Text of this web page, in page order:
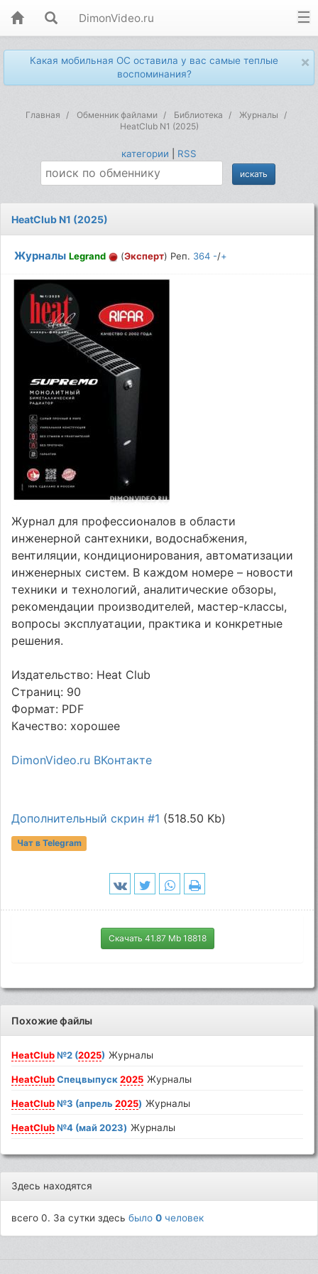
DimonVideo.ru
×
Какая мобильная ОС оставила у вас самые теплые
воспоминания?
Главная Обменник файлами Библиотека
Журналы
HeatClub N1 (2025)
категории RSS
HeatClub N1 (2025)
Журналы Legrand (Эксперт) Реп. 364 -/+
Журнал для профессионалов в области
инженерной сантехники, водоснабжения,
вентиляции, кондиционирования, автоматизации
инженерных систем. В каждом номере – новости
техники и технологий, аналитические обзоры,
рекомендации производителей, мастер-классы,
вопросы эксплуатации, практика и конкретные
решения.
Издательство: Heat Club
Страниц: 90
Формат: PDF
Качество: хорошее
DimonVideo.ru ВКонтакте
Дополнительный скрин #1 (518.50 Kb)
Чат в Telegram
Скачать 41.87 Mb 18818
Похожие файлы
HeatClub№2 (2025) Журналы
HeatClubСпецвыпуск2025 Журналы
HeatClub№3 (апрель2025) Журналы
HeatClub№4 (май 2023) Журналы
Здесь находятся
всего 0. За сутки здесьбыло0 человек